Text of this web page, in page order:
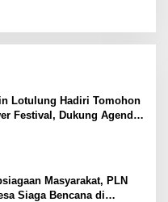
Lotulung Hadiri Tomohon
Festival, Dukung Agenda
Masyarakat, PLN
Siaga Bencana di